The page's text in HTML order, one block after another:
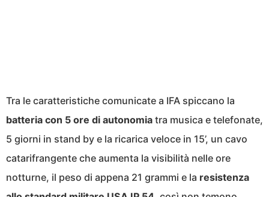
Tra le caratteristiche comunicate a IFA spiccano la
batteria con 5 ore di autonomia tra musica e telefonate,
5 giorni in stand by e la ricarica veloce in 15’, un cavo
catarifrangente che aumenta la visibilità nelle ore
notturne, il peso di appena 21 grammi e la resistenza